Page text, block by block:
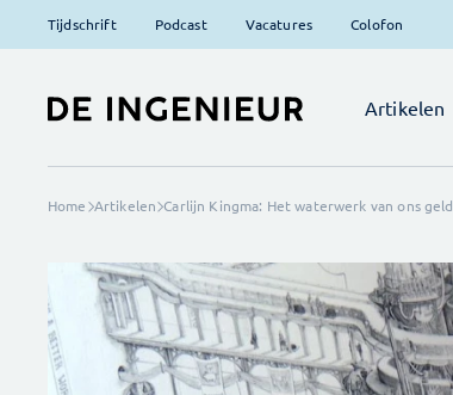
Tijdschrift Podcast Vacatures Colofon
Artikelen
Home Artikelen Carlijn Kingma: Het waterwerk van ons geld